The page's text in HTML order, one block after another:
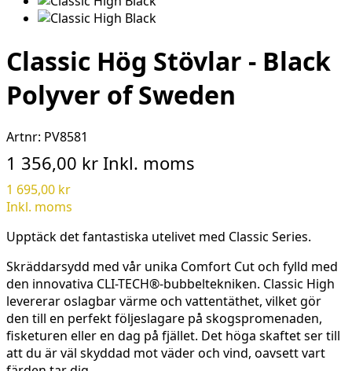
Classic Hög Stövlar - Black
Polyver of Sweden
Artnr: PV8581
1 356,00 kr Inkl. moms
1 695,00 kr
Inkl. moms
Upptäck det fantastiska utelivet med Classic Series.
Skräddarsydd med vår unika Comfort Cut och fylld med
den innovativa CLI-TECH®-bubbeltekniken. Classic High
levererar oslagbar värme och vattentäthet, vilket gör
den till en perfekt följeslagare på skogspromenaden,
fisketuren eller en dag på fjället. Det höga skaftet ser till
att du är väl skyddad mot väder och vind, oavsett vart